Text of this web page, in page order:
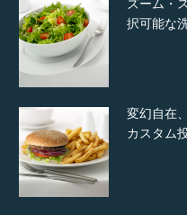
ズーム・
択可能な
変幻自在
カスタム